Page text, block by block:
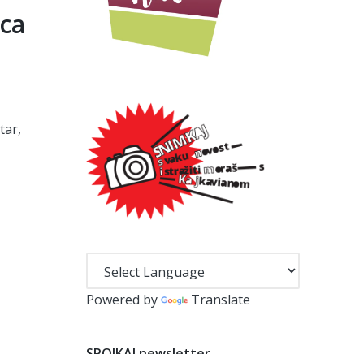
Powered by Translate